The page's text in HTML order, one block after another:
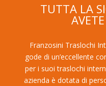
TUTTA LA
Franzosini Traslochi
gode di un’eccellente
per i suoi traslochi
azienda è dotata di